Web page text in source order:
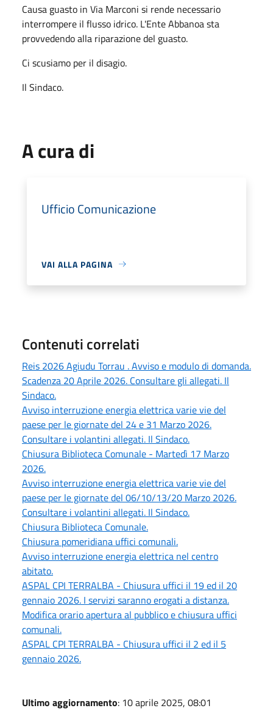
Causa guasto in Via Marconi si rende necessario
interrompere il flusso idrico. L'Ente Abbanoa sta
provvedendo alla riparazione del guasto.
Ci scusiamo per il disagio.
Il Sindaco.
A cura di
Ufficio Comunicazione
VAI ALLA PAGINA
Contenuti correlati
Reis 2026 Agiudu Torrau . Avviso e modulo di domanda.
Scadenza 20 Aprile 2026. Consultare gli allegati. Il
Sindaco.
Avviso interruzione energia elettrica varie vie del
paese per le giornate del 24 e 31 Marzo 2026.
Consultare i volantini allegati. Il Sindaco.
Chiusura Biblioteca Comunale - Martedì 17 Marzo
2026.
Avviso interruzione energia elettrica varie vie del
paese per le giornate del 06/10/13/20 Marzo 2026.
Consultare i volantini allegati. Il Sindaco.
Chiusura Biblioteca Comunale.
Chiusura pomeridiana uffici comunali.
Avviso interruzione energia elettrica nel centro
abitato.
ASPAL CPI TERRALBA - Chiusura uffici il 19 ed il 20
gennaio 2026. I servizi saranno erogati a distanza.
Modifica orario apertura al pubblico e chiusura uffici
comunali.
ASPAL CPI TERRALBA - Chiusura uffici il 2 ed il 5
gennaio 2026.
Ultimo aggiornamento: 10 aprile 2025, 08:01